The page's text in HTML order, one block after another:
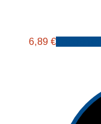
6,89 €